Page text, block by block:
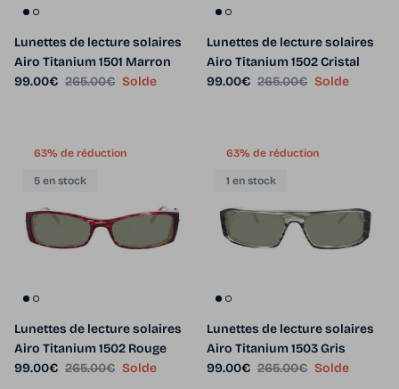
Lunettes de lecture solaires
Airo Titanium 1501 Marron
Prix soldé
99.00€ Prix habituel
265.00€ Solde
Lunettes de lecture solaires
Airo Titanium 1502 Cristal
Prix soldé
99.00€ Prix habituel
265.00€ Solde
63% de réduction
5 en stock
Lunettes de lecture solaires
Airo Titanium 1502 Rouge
Prix soldé
99.00€ Prix habituel
265.00€ Solde
63% de réduction
1 en stock
Lunettes de lecture solaires
Airo Titanium 1503 Gris
Prix soldé
99.00€ Prix habituel
265.00€ Solde